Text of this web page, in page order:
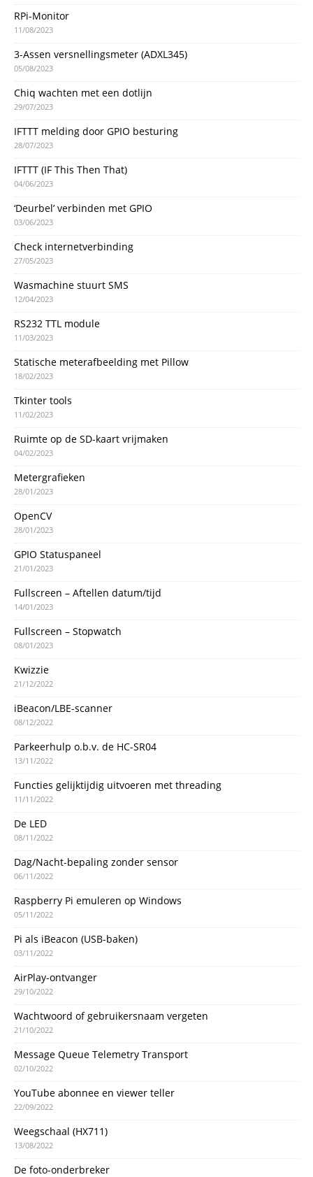
RPi-Monitor
11/08/2023
3-Assen versnellingsmeter (ADXL345)
05/08/2023
Chiq wachten met een dotlijn
29/07/2023
IFTTT melding door GPIO besturing
28/07/2023
IFTTT (IF This Then That)
04/06/2023
‘Deurbel’ verbinden met GPIO
03/06/2023
Check internetverbinding
27/05/2023
Wasmachine stuurt SMS
12/04/2023
RS232 TTL module
11/03/2023
Statische meterafbeelding met Pillow
18/02/2023
Tkinter tools
11/02/2023
Ruimte op de SD-kaart vrijmaken
04/02/2023
Metergrafieken
28/01/2023
OpenCV
28/01/2023
GPIO Statuspaneel
21/01/2023
Fullscreen – Aftellen datum/tijd
14/01/2023
Fullscreen – Stopwatch
08/01/2023
Kwizzie
21/12/2022
iBeacon/LBE-scanner
08/12/2022
Parkeerhulp o.b.v. de HC-SR04
13/11/2022
Functies gelijktijdig uitvoeren met threading
11/11/2022
De LED
08/11/2022
Dag/Nacht-bepaling zonder sensor
06/11/2022
Raspberry Pi emuleren op Windows
05/11/2022
Pi als iBeacon (USB-baken)
03/11/2022
AirPlay-ontvanger
29/10/2022
Wachtwoord of gebruikersnaam vergeten
21/10/2022
Message Queue Telemetry Transport
02/10/2022
YouTube abonnee en viewer teller
22/09/2022
Weegschaal (HX711)
13/08/2022
De foto-onderbreker